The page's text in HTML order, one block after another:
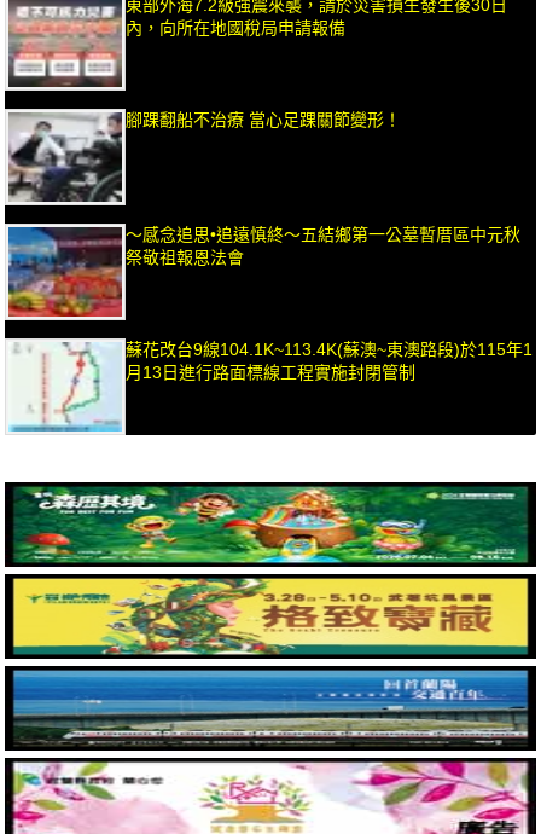
東部外海7.2級強震來襲，請於災害損生發生後30日
內，向所在地國稅局申請報備
腳踝翻船不治療 當心足踝關節變形！
～感念追思•追遠慎終～五結鄉第一公墓暫厝區中元秋
祭敬祖報恩法會
蘇花改台9線104.1K~113.4K(蘇澳~東澳路段)於115年1
月13日進行路面標線工程實施封閉管制